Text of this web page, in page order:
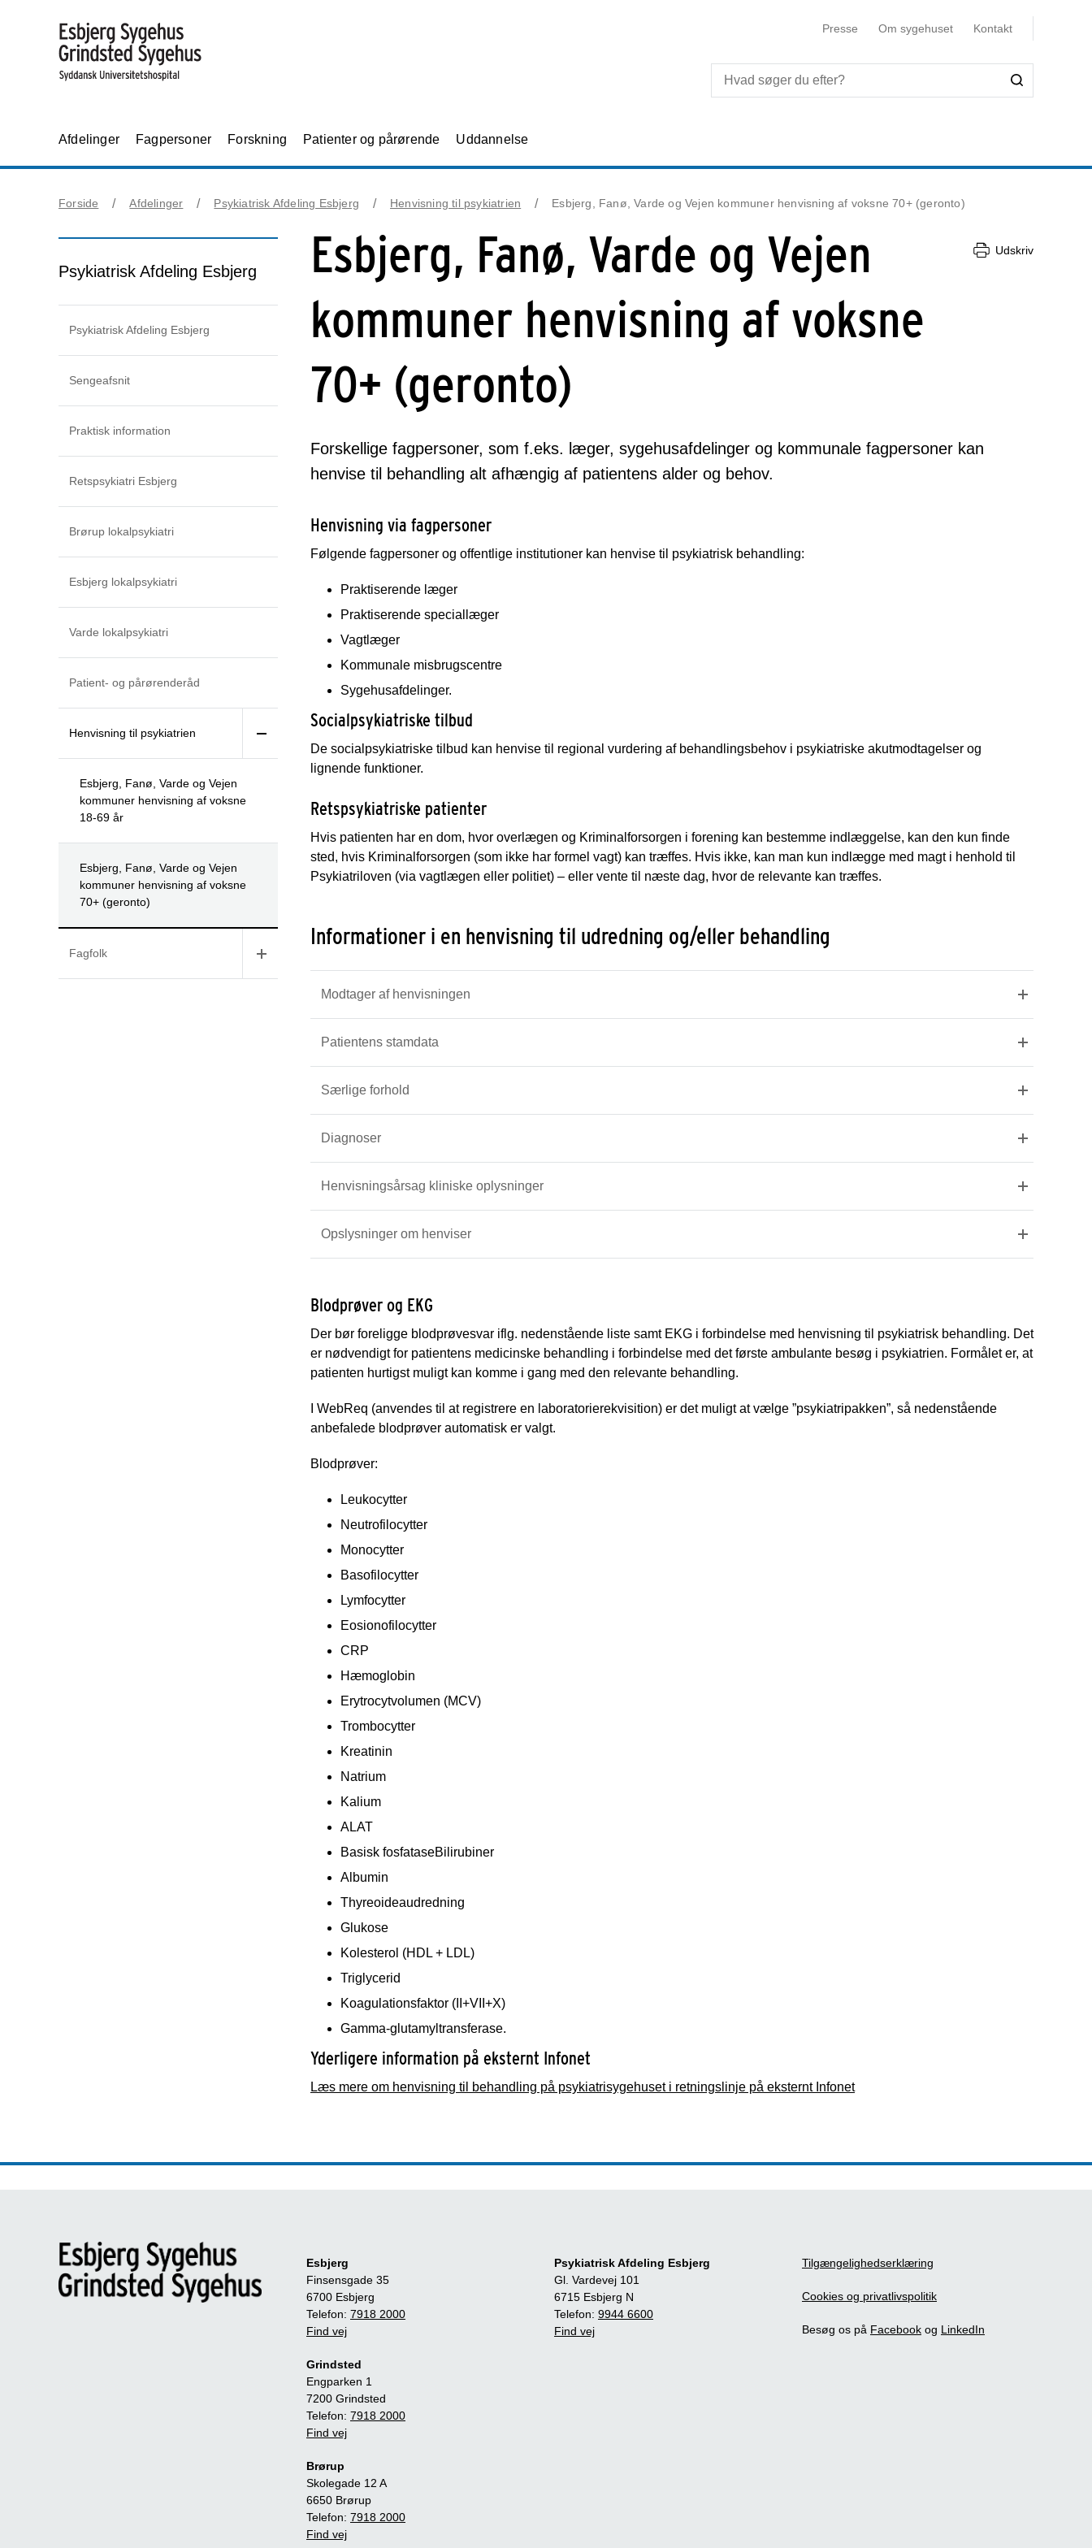
Presse Om sygehuset Kontakt
Afdelinger Fagpersoner Forskning Patienter og pårørende Uddannelse
Forside Afdelinger Psykiatrisk Afdeling Esbjerg Henvisning til psykiatrien Esbjerg, Fanø, Varde og Vejen kommuner henvisning af voksne 70+ (geronto)
Psykiatrisk Afdeling Esbjerg
Psykiatrisk Afdeling Esbjerg
Sengeafsnit
Praktisk information
Retspsykiatri Esbjerg
Brørup lokalpsykiatri
Esbjerg lokalpsykiatri
Varde lokalpsykiatri
Patient- og pårørenderåd
Henvisning til psykiatrien
Esbjerg, Fanø, Varde og Vejen
kommuner henvisning af voksne
18-69 år
Esbjerg, Fanø, Varde og Vejen
kommuner henvisning af voksne
70+ (geronto)
Fagfolk
Esbjerg, Fanø, Varde og Vejen
kommuner henvisning af voksne
70+ (geronto)
Udskriv
Forskellige fagpersoner, som f.eks. læger, sygehusafdelinger og kommunale fagpersoner kan
henvise til behandling alt afhængig af patientens alder og behov.
Henvisning via fagpersoner
Følgende fagpersoner og offentlige institutioner kan henvise til psykiatrisk behandling:
Praktiserende læger
Praktiserende speciallæger
Vagtlæger
Kommunale misbrugscentre
Sygehusafdelinger.
Socialpsykiatriske tilbud
De socialpsykiatriske tilbud kan henvise til regional vurdering af behandlingsbehov i psykiatriske akutmodtagelser og
lignende funktioner.
Retspsykiatriske patienter
Hvis patienten har en dom, hvor overlægen og Kriminalforsorgen i forening kan bestemme indlæggelse, kan den kun finde
sted, hvis Kriminalforsorgen (som ikke har formel vagt) kan træffes. Hvis ikke, kan man kun indlægge med magt i henhold til
Psykiatriloven (via vagtlægen eller politiet) – eller vente til næste dag, hvor de relevante kan træffes.
Informationer i en henvisning til udredning og/eller behandling
Modtager af henvisningen
Patientens stamdata
Særlige forhold
Diagnoser
Henvisningsårsag kliniske oplysninger
Opslysninger om henviser
Blodprøver og EKG
Der bør foreligge blodprøvesvar iflg. nedenstående liste samt EKG i forbindelse med henvisning til psykiatrisk behandling. Det
er nødvendigt for patientens medicinske behandling i forbindelse med det første ambulante besøg i psykiatrien. Formålet er, at
patienten hurtigst muligt kan komme i gang med den relevante behandling.
I WebReq (anvendes til at registrere en laboratorierekvisition) er det muligt at vælge ”psykiatripakken”, så nedenstående
anbefalede blodprøver automatisk er valgt.
Blodprøver:
Leukocytter
Neutrofilocytter
Monocytter
Basofilocytter
Lymfocytter
Eosionofilocytter
CRP
Hæmoglobin
Erytrocytvolumen (MCV)
Trombocytter
Kreatinin
Natrium
Kalium
ALAT
Basisk fosfataseBilirubiner
Albumin
Thyreoideaudredning
Glukose
Kolesterol (HDL + LDL)
Triglycerid
Koagulationsfaktor (II+VII+X)
Gamma-glutamyltransferase.
Yderligere information på eksternt Infonet
Læs mere om henvisning til behandling på psykiatrisygehuset i retningslinje på eksternt Infonet
Esbjerg
Finsensgade 35
6700 Esbjerg
Telefon: 7918 2000
Find vej
Grindsted
Engparken 1
7200 Grindsted
Telefon: 7918 2000
Find vej
Brørup
Skolegade 12 A
6650 Brørup
Telefon: 7918 2000
Find vej
Psykiatrisk Afdeling Esbjerg
Gl. Vardevej 101
6715 Esbjerg N
Telefon: 9944 6600
Find vej
Tilgængelighedserklæring
Cookies og privatlivspolitik
Besøg os på Facebook og LinkedIn